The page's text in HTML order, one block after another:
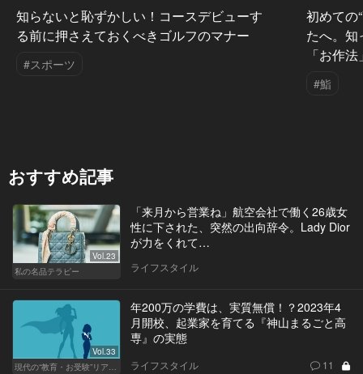
知らないと恥ずかしい！コースデビューす
る前に押さえておくべきゴルフのマナー
#スポーツ
初めての
たへ。
「お作
#鮨
おすすめ記事
Vol.23
私の名品テラピー
「来月から営業ね」航空会社で働く26歳女
性に下された、突然の出向辞令。Lady Dior
が力をくれて…
ライフスタイル
Vol.33
現代の“教育・お受験”リアルドキュメント
年200万の学費は、実質無償！？2023年4
月開校、起業家を育てる『神山まるごと高
専』の実態
ライフスタイル 11